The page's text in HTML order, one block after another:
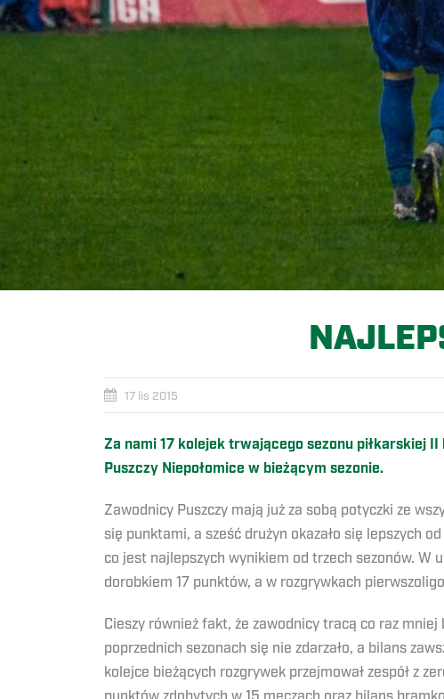
17 lis 2015
Za nami 17 kolejek trwającego sezonu piłkarskiej
Puszczy Niepołomice w bieżącym sezonie.
Zawodnicy Puszczy mają już za sobą potyczki ze
się punktami, a sześć drużyn okazało się lepszych
co jest najlepszych wynikiem od trzech sezonów. W
dorobkiem 17 punktów, a w rozgrywkach
Cieszy również fakt, że zawodnicy tracą co raz
poprzednich sezonach się nie zdarzało, a bilans
kolejce bieżących rozgrywek przejmował zespół z